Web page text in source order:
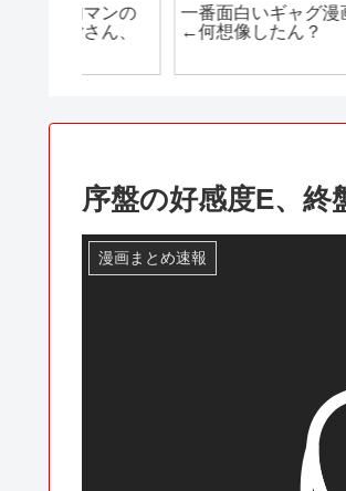
未来トランクス「完全
に消え去ってしま
マ
自
て
序盤の好感度E、
漫画まとめ速報